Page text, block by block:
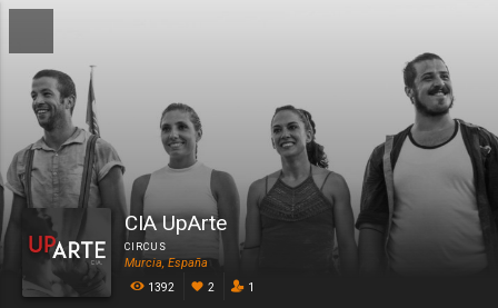
CIA UpArte
CIRCUS
Murcia, España
1392
2 1